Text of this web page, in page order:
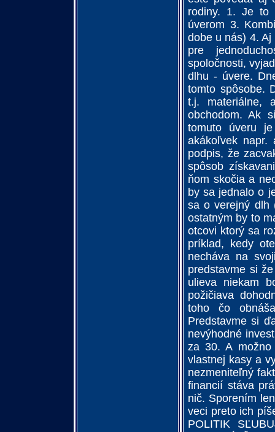
rodiny. 1. Je to
úverom 3.
dobe u nás) 4.
pre
spoločnosti,
dlhu - úvere.
tomto spôsobe.
t.j. materiálne,
obchodom. Ak
tomuto úveru
akákoľvek napr.
podpis, že
spôsob
ňom skočia a
by sa jednalo o
sa o verejný dlh
ostatným by to
otcovi ktorý sa
príklad, kedy
necháva na
predstavme si
ulieva niekam
požičiava
toho čo
Predstavme si
nevýhodné
za 30. A
vlastnej kasy a
nezmeniteľný
financií stáva
nič. Sporením
veci preto ich
POLITIK